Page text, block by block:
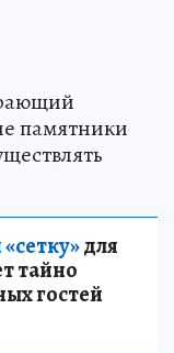
памятники
для
тайно
гостей